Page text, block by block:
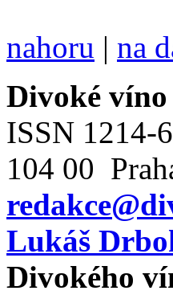
nahoru | na
Divoké víno
ISSN 1214-
104 00
Lukáš
Divokého